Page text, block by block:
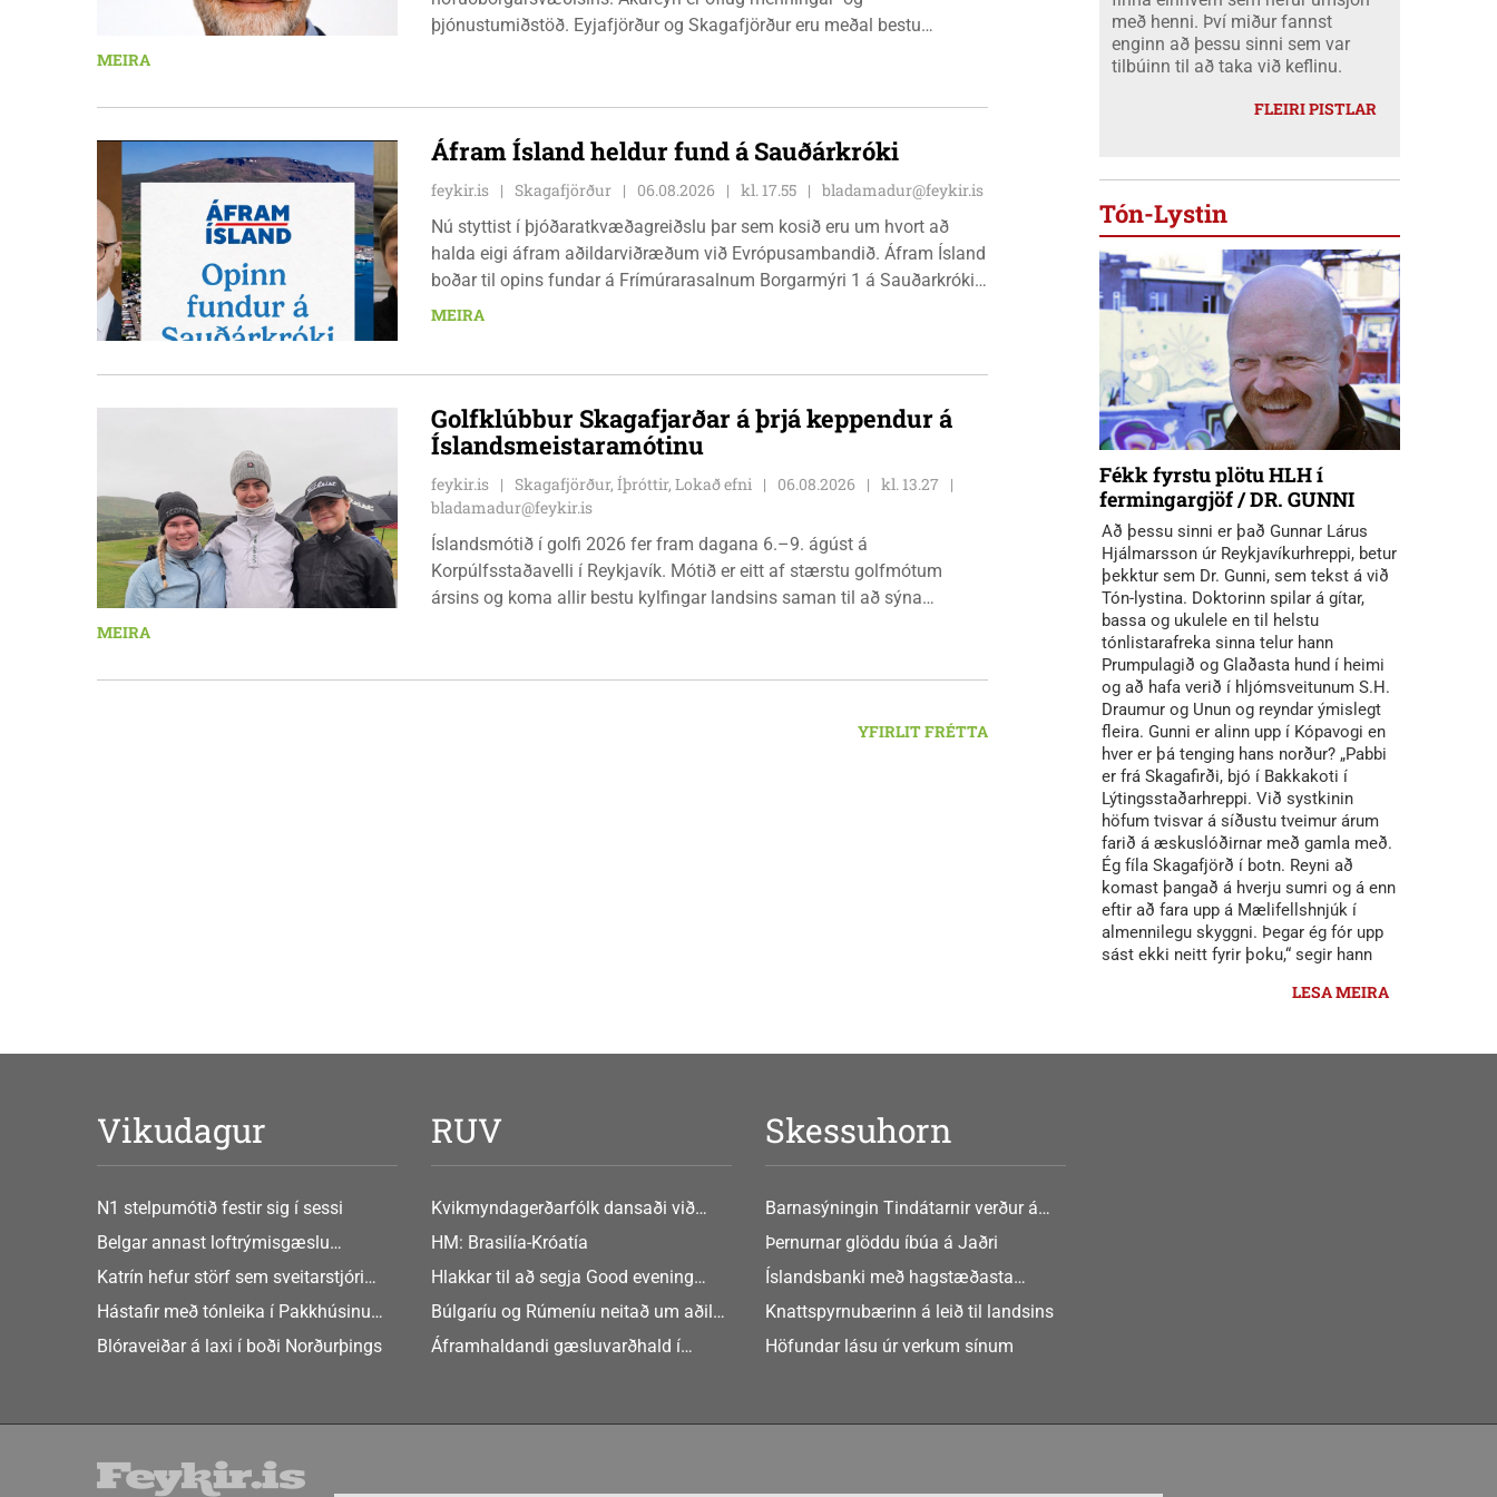
þjónustumiðstöð. Eyjafjörður og Skagafjörður eru meðal bestu
orkuverkefni og nýsköpun.
MEIRA
Áfram Ísland heldur fund á Sauðárkróki
feykir.is Skagafjörður 06.08.2026 kl. 17.55
bladamadur@feykir.is
Nú styttist í þjóðaratkvæðagreiðslu þar sem kosið eru um hvort að
halda eigi áfram aðildarviðræðum við Evrópusambandið. Áfram Ísland
boðar til opins fundar á Frímúrarasalnum Borgarmýri 1 á Sauðarkróki,
laugardaginn 8. ágúst kl. 17:30. Fundurinn er öllum opinn en skráning
MEIRA
Golfklúbbur Skagafjarðar á þrjá keppendur á
Íslandsmeistaramótinu
feykir.is Skagafjörður, Íþróttir, Lokað efni 06.08.2026
kl. 13.27
bladamadur@feykir.is
Íslandsmótið í golfi 2026 fer fram dagana 6.–9. ágúst á
Korpúlfsstaðavelli í Reykjavík. Mótið er eitt af stærstu golfmótum
ársins og koma allir bestu kylfingar landsins saman til að sýna
nýkrýndur klúbbmeistari GSS, og Unu Karen Guðmundsdóttur.
MEIRA
YFIRLIT FRÉTTA
með henni. Því miður fannst
enginn að þessu sinni sem var
tilbúinn til að taka við keflinu.
FLEIRI PISTLAR
Tón-Lystin
Fékk fyrstu plötu HLH í
fermingargjöf / DR. GUNNI
Að þessu sinni er það Gunnar Lárus
Hjálmarsson úr Reykjavíkurhreppi, betur
þekktur sem Dr. Gunni, sem tekst á við
Tón-lystina. Doktorinn spilar á gítar,
bassa og ukulele en til helstu
tónlistarafreka sinna telur hann
Prumpulagið og Glaðasta hund í heimi
og að hafa verið í hljómsveitunum S.H.
Draumur og Unun og reyndar ýmislegt
fleira. Gunni er alinn upp í Kópavogi en
hver er þá tenging hans norður? „Pabbi
er frá Skagafirði, bjó í Bakkakoti í
Lýtingsstaðarhreppi. Við systkinin
höfum tvisvar á síðustu tveimur árum
farið á æskuslóðirnar með gamla með.
Ég fíla Skagafjörð í botn. Reyni að
komast þangað á hverju sumri og á enn
eftir að fara upp á Mælifellshnjúk í
almennilegu skyggni. Þegar ég fór upp
sást ekki neitt fyrir þoku,“ segir hann
LESA MEIRA
Vikudagur
N1 stelpumótið festir sig í sessi
Belgar annast loftrýmisgæslu
Atlandshafsbandalagsins
Katrín hefur störf sem sveitarstjóri
Þingeyjarsveitar
Hástafir með tónleika í Pakkhúsinu
Hafnarstræti 19
Blóraveiðar á laxi í boði Norðurþings
RUV
Kvikmyndagerðarfólk dansaði við
GusGus
HM: Brasilía-Króatía
Hlakkar til að segja Good evening
Europe
Búlgaríu og Rúmeníu neitað um aðild
að Schengen
Áframhaldandi gæsluvarðhald í
Skessuhorn
Barnasýningin Tindátarnir verður á
Bókasafni Akraness í dag ? tónlist
eftir Soffíu Björg
Þernurnar glöddu íbúa á Jaðri
Íslandsbanki með hagstæðasta
tilboðið
Knattspyrnubærinn á leið til landsins
Höfundar lásu úr verkum sínum